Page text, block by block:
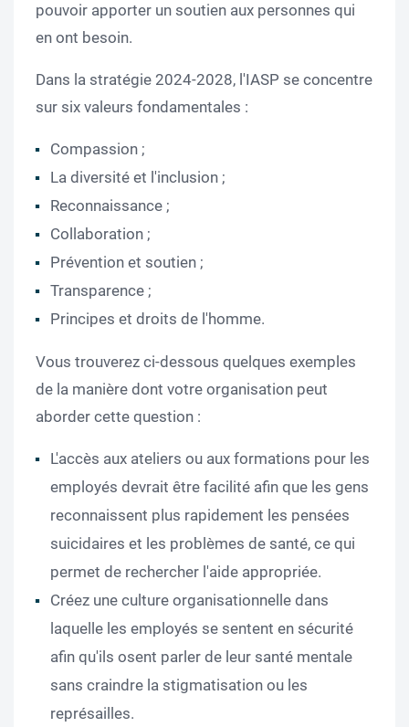
pouvoir apporter un soutien aux personnes qui
en ont besoin.
Dans la stratégie 2024-2028, l'IASP se concentre
sur six valeurs fondamentales :
Compassion ;
La diversité et l'inclusion ;
Reconnaissance ;
Collaboration ;
Prévention et soutien ;
Transparence ;
Principes et droits de l'homme.
Vous trouverez ci-dessous quelques exemples
de la manière dont votre organisation peut
aborder cette question :
L'accès aux ateliers ou aux formations pour les
employés devrait être facilité afin que les gens
reconnaissent plus rapidement les pensées
suicidaires et les problèmes de santé, ce qui
permet de rechercher l'aide appropriée.
Créez une culture organisationnelle dans
laquelle les employés se sentent en sécurité
afin qu'ils osent parler de leur santé mentale
sans craindre la stigmatisation ou les
représailles.